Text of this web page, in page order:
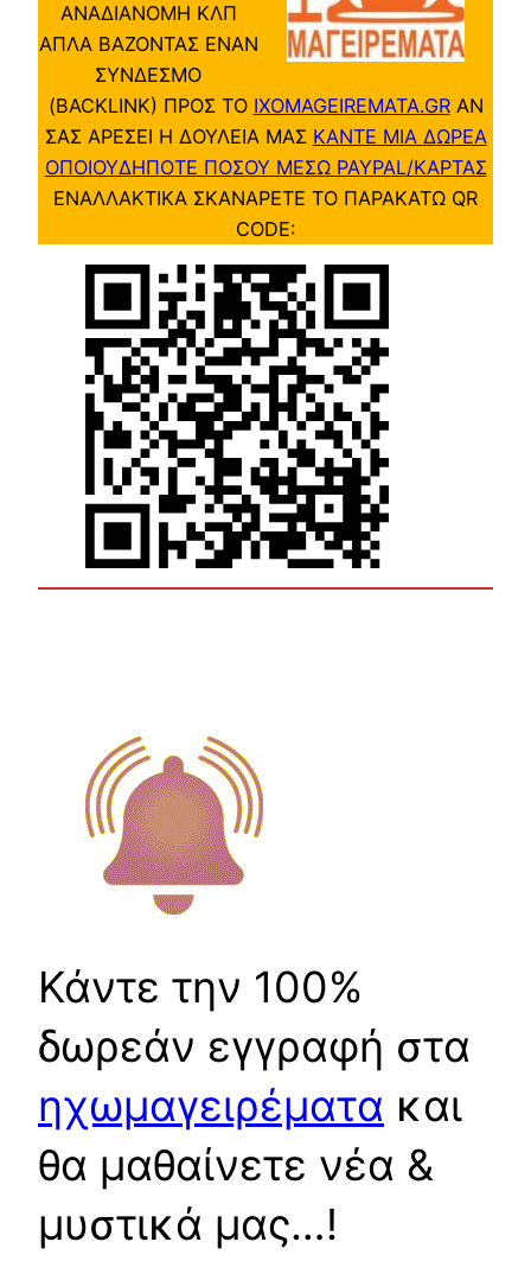
ΑΝΑΔΙΑΝΟΜΗ ΚΛΠ
ΑΠΛΑ ΒΑΖΟΝΤΑΣ ΕΝΑΝ
ΣΥΝΔΕΣΜΟ
(BACKLINK) ΠΡΟΣ ΤΟ IXOMAGEIREMATA.GRΑΝ
ΣΑΣ ΑΡΕΣΕΙ Η ΔΟΥΛΕΙΑ ΜΑΣ ΚΑΝΤΕ ΜΙΑ ΔΩΡΕΑ
ΟΠΟΙΟΥΔΗΠΟΤΕ ΠΟΣΟΥ ΜΕΣΩ PAYPAL/ΚΑΡΤΑΣ
ΕΝΑΛΛΑΚΤΙΚΑ ΣΚΑΝΑΡΕΤΕ ΤΟ ΠΑΡΑΚΑΤΩ QR
CODE:
Κάντε την 100%
δωρεάν εγγραφή στα
ηχωμαγειρέματα και
θα μαθαίνετε νέα &
μυστικά μας…!